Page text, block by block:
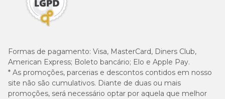
Formas de pagamento: Visa, MasterCard, Diners Club,
American Express; Boleto bancário; Elo e Apple Pay.
* As promoções, parcerias e descontos contidos em nosso
site não são cumulativos. Diante de duas ou mais
promoções, será necessário optar por aquela que melhor